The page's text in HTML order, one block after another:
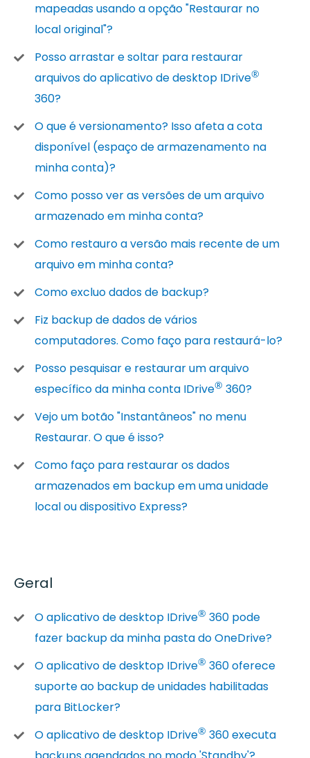
mapeadas usando a opção "Restaurar no
local original"?
Posso arrastar e soltar para restaurar
arquivos do aplicativo de desktop IDrive®
360?
O que é versionamento? Isso afeta a cota
disponível (espaço de armazenamento na
minha conta)?
Como posso ver as versões de um arquivo
armazenado em minha conta?
Como restauro a versão mais recente de um
arquivo em minha conta?
Como excluo dados de backup?
Fiz backup de dados de vários
computadores. Como faço para restaurá-lo?
Posso pesquisar e restaurar um arquivo
específico da minha conta IDrive® 360?
Vejo um botão "Instantâneos" no menu
Restaurar. O que é isso?
Como faço para restaurar os dados
armazenados em backup em uma unidade
local ou dispositivo Express?
Geral
O aplicativo de desktop IDrive® 360 pode
fazer backup da minha pasta do OneDrive?
O aplicativo de desktop IDrive® 360 oferece
suporte ao backup de unidades habilitadas
para BitLocker?
O aplicativo de desktop IDrive® 360 executa